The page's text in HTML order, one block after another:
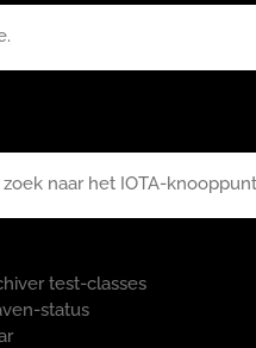
naar het IOTA-
test-classes
status